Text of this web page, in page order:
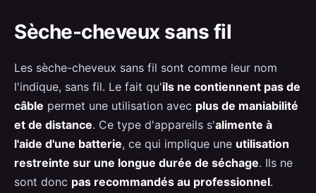
Sèche-cheveux sans fil
Les sèche-cheveux sans fil sont comme leur nom
l'indique, sans fil. Le fait qu'ils ne contiennent pas de
câble permet une utilisation avec plus de maniabilité
et de distance. Ce type d'appareils s'alimente à
l'aide d'une batterie, ce qui implique une utilisation
restreinte sur une longue durée de séchage. Ils ne
sont donc pas recommandés au professionnel.